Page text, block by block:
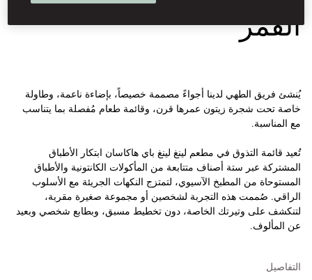
القمر
يُنشئ فريق الطهي لدينا أجواءً مصممة خصيصاً، بإضاءة ناعمة، وطاولة
خاصة تحت شجرة زيتون عمرها قرن، وقائمة طعام مُفصلة بما يتناسب
مع المناسبة.
تُعيد قائمة التذوق في مطعم لينغ لينغ باي هاكاسان ابتكار الأطباق
المشتركة عبر ستة أصناف متتابعة من المأكولات الكانتونية والأطباق
المستوحاة من المطبخ الآسيوي، لتمتزج النكهات الجريئة مع الأسلوب
الراقي. صُممت هذه التجربة لشخصين أو مجموعة صغيرة مقربة،
لتنكشف على وتيرتك الخاصة، دون تخطيط مسبق، وبطابع شخصي وبعيد
عن المألوف.
التفاصيل